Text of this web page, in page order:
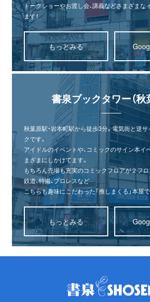
トークショーやお渡し会、講義などさまざまな
ます！
もっとみる
書泉ブックタワー（秋
秋葉原駅・岩本町駅から徒歩3分。電気街と逆
クです。
アイドルのイベントや、コミックのサイン本イ
まざまにしかけてます。
もちろん売場も充実のコミックフロアが２フロ
鉄道、特撮、プロレスなど
こちらも趣味にこだわった「推しまくる」本屋
もっとみる